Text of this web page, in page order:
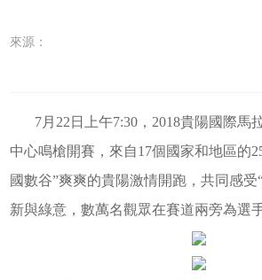
來源：
7月22日上午7:30，2018貴陽國際馬
中心鳴槍開賽，來自17個國家和地區的
國數谷”爽爽的貴陽激情開跑，共同感受
新與綠意，數萬名觀眾在賽道兩旁為選